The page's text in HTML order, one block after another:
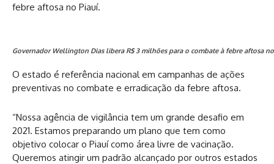
febre aftosa no Piauí.
Governador Wellington Dias libera R$ 3 milhões para o combate à febre aftosa
O estado é referência nacional em campanhas de ações
preventivas no combate e erradicação da febre aftosa.
“Nossa agência de vigilância tem um grande desafio em
2021. Estamos preparando um plano que tem como
objetivo colocar o Piauí como área livre de vacinação.
Queremos atingir um padrão alcançado por outros estados